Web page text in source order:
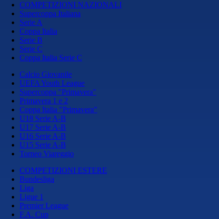
COMPETIZIONI NAZIONALI
Supercoppa Italiana
Serie A
Coppa Italia
Serie B
Serie C
Coppa Italia Serie C
Calcio Giovanile
UEFA Youth League
Supercoppa "Primavera"
Primavera 1 e 2
Coppa Italia "Primavera"
U18 Serie A-B
U17 Serie A-B
U16 Serie A-B
U15 Serie A-B
Torneo Viareggio
COMPETIZIONI ESTERE
Bundesliga
Liga
Ligue 1
Premier League
F.A. Cup